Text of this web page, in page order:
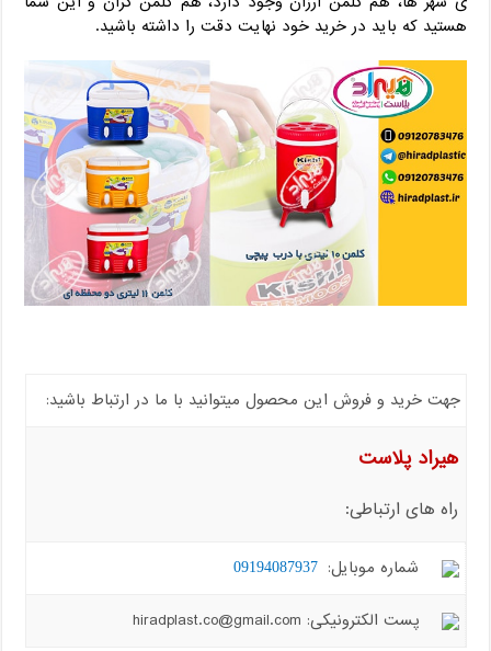
هستید که باید در خرید خود نهایت دقت را داشته باشید.
جهت خرید و فروش این محصول میتوانید با ما در ارتباط باشید:
هیراد پلاست
راه های ارتباطی:
شماره موبایل: 09194087937
پست الکترونیکی: hiradplast.co@gmail.com